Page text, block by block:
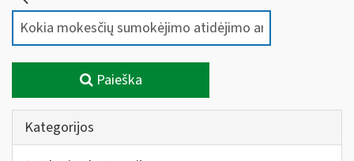
Paieška
Kategorijos